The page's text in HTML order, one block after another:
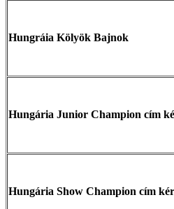
Hungráia Kölyök Bajnok
Hungária Junior Champion cím
Hungária Show Champion cím